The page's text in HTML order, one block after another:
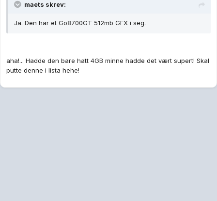
maets skrev:
Ja. Den har et Go8700GT 512mb GFX i seg.
aha!... Hadde den bare hatt 4GB minne hadde det vært supert! Skal
putte denne i lista hehe!